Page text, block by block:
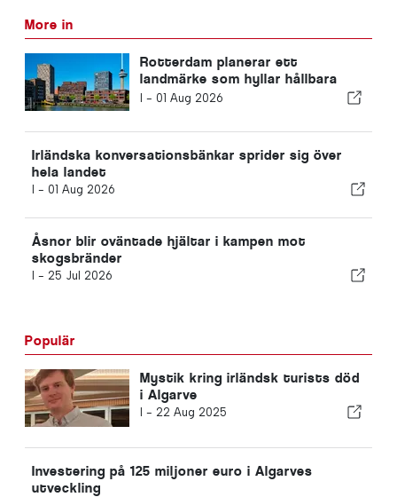
More in
Rotterdam planerar ett
landmärke som hyllar hållbara
lösningar
I - 01 Aug 2026
Irländska konversationsbänkar sprider sig över
hela landet
I - 01 Aug 2026
Åsnor blir oväntade hjältar i kampen mot
skogsbränder
I - 25 Jul 2026
Populär
Mystik kring irländsk turists död
i Algarve
I - 22 Aug 2025
Investering på 125 miljoner euro i Algarves
utveckling